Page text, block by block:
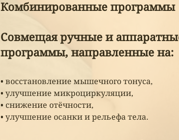
Комбинированные программы
Совмещая ручные и
программы, направленные на:
• восстановление мышечного тонуса,
• улучшение микроциркуляции,
• снижение отёчности,
• улучшение осанки и рельефа тела.